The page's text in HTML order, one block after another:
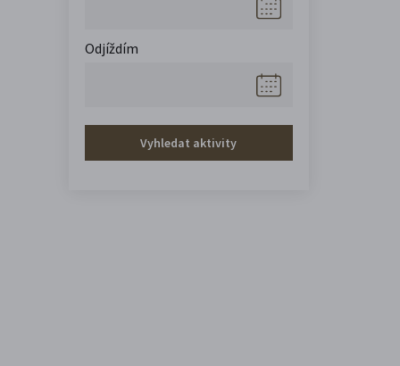
Odjíždím
Vyhledat aktivity